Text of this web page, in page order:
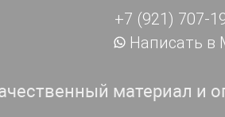
+7 (921) 707-
Написать в
материал и